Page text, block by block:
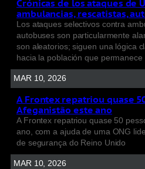
Crónicas de los ataques de
ambulancias, rescatistas,
Los ataques selectivos contra
autobuses son particularmente
son aleatorios; siguen una lógica
hacia la población que permanece
MAR 10, 2026
A Frontex repatriou quase
Afeganistão este ano
A Frontex repatriou quase 50
ano, com a ajuda de uma ONG
de segurança do Reino Unido
MAR 10, 2026